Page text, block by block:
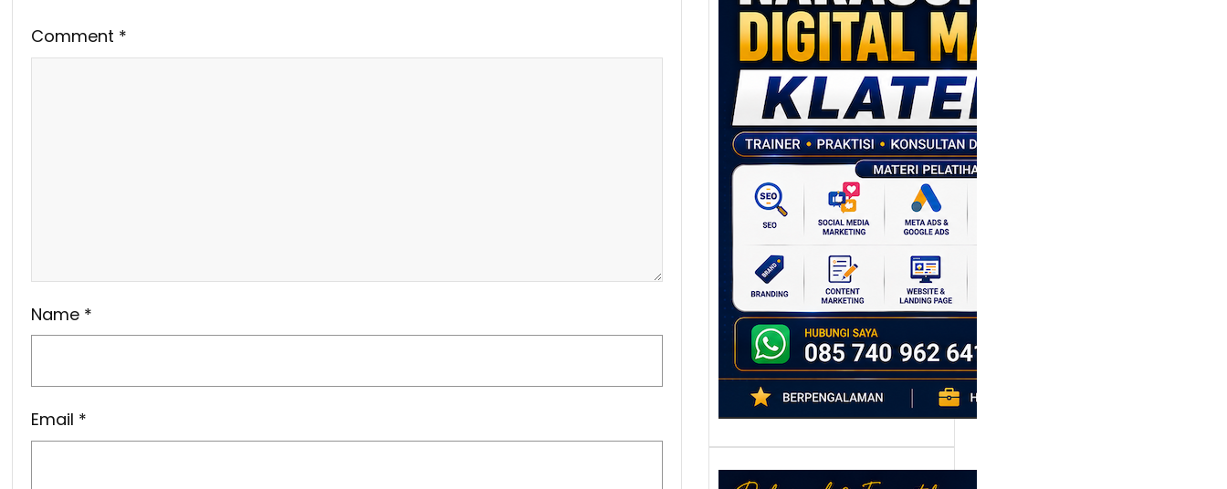
Comment *
Name *
Email *
Narasumber
Digital Marketing
Klaten: Membantu
UMKM dan SDM
Lokal Naik Kelas
Melalui Strategi
Digital
Setiap daerah memiliki
potensi ekonomi yang
berbeda, dan Klaten
adalah…